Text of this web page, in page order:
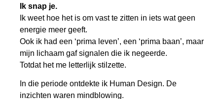
Ik snap je.
Ik weet hoe het is om vast te zitten in iets wat geen
energie meer geeft.
Ook ik had een ‘prima leven’, een ‘prima baan’, maar
mijn lichaam gaf signalen die ik negeerde.
Totdat het me letterlijk stilzette.
In die periode ontdekte ik Human Design. De
inzichten waren mindblowing.